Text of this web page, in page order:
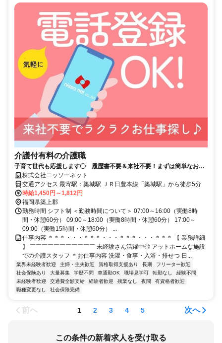
介護付有料の介護職
子育て世代も応援します〇 履歴書不要＆来社不要！まずは簡単なお仕
事から始めましょう！
株式会社ニッソーネット
交通アクセス 最寄駅：築城駅 ＪＲ日豊本線「築城駅」から徒歩5分
時給1,450円～1,812円
福岡県築上郡
勤務時間 シフト制 ＜勤務時間について＞ 07:00～16:00（実働8時
間・休憩60分） 09:00～18:00（実働8時間・休憩60分） 17:00～
09:00（実働15時間・休憩60分） ...
仕事内容 ＊＊＊・・・＊＊＊・・・＊＊＊・・・＊＊＊ 【 業務詳細
】 ￣￣￣￣￣￣￣￣￣￣￣ 未経験さん活躍中◎ アットホームな施設
での介護スタッフ ＊お仕事内容 洗濯・食事・入浴・排せつ 日...
業界未経験者歓迎 主婦・主夫歓迎 資格取得支援あり 長期
フリーター歓迎
社会保険あり
大量募集 学歴不問 車通勤OK 職場見学可 転勤なし
経験不問
未経験者歓迎
交通費全額支給 経験者歓迎 残業なし 夜間
有資格者歓迎
職種変更なし
社会保険完備
前へ 1 2 3 4 5 次へ
この条件の新着求人を受け取る